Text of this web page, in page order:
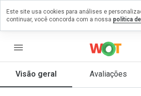
menu
Visão geral Avaliações
um
em
De 1
Este site usa cookies para análises e
continuar, você concorda com a nossa política